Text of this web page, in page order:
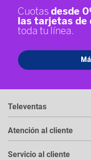
Televentas
Atención al cliente
Servicio al cliente